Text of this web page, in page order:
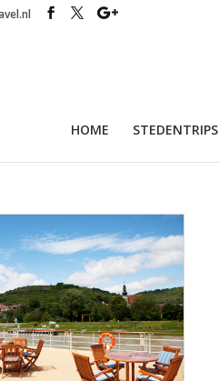
HOME STEDENTRIPS